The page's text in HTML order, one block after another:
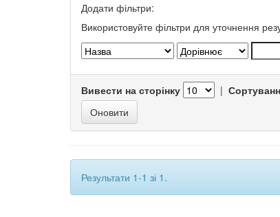
Додати фільтри:
Використовуйте фільтри для уточнення
Вивести на сторінку |
Результати 1-1 зі 1.